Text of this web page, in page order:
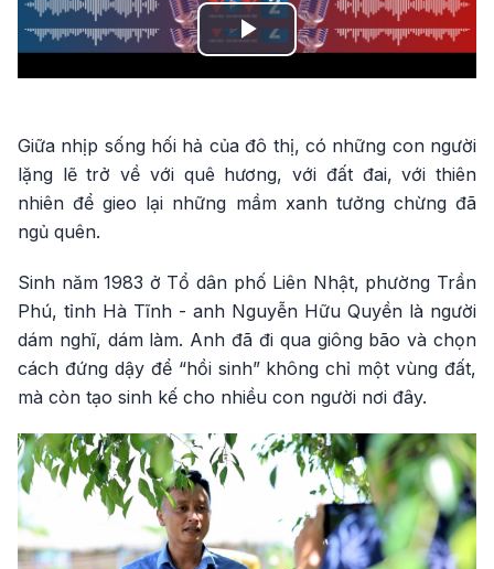
Play
Giữa nhịp sống hối hả của đô thị, có những con người
lặng lẽ trở về với quê hương, với đất đai, với thiên
nhiên để gieo lại những mầm xanh tưởng chừng đã
ngủ quên.
Sinh năm 1983 ở Tổ dân phố Liên Nhật, phường Trần
Phú, tỉnh Hà Tĩnh - anh Nguyễn Hữu Quyền là người
dám nghĩ, dám làm. Anh đã đi qua giông bão và chọn
cách đứng dậy để “hồi sinh” không chỉ một vùng đất,
mà còn tạo sinh kế cho nhiều con người nơi đây.